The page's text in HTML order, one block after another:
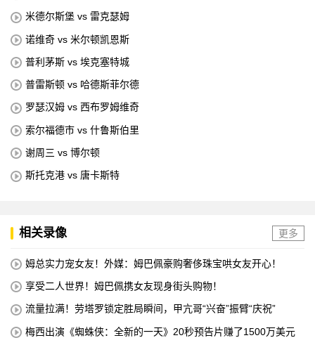
米德尔斯堡 vs 雷克瑟姆
诺维奇 vs 米尔顿凯恩斯
普利茅斯 vs 埃克塞特城
普雷斯顿 vs 哈德斯菲尔德
罗瑟汉姆 vs 西布罗姆维奇
索尔福德市 vs 什鲁斯伯里
谢周三 vs 博尔顿
斯托克港 vs 唐卡斯特
相关录像 更多
姆总实力宠女友！外媒：姆巴佩豪购奢侈珠宝哄女友开心！
享受二人世界！姆巴佩携女友现身街头购物！
流量拉满！劳塔罗锁定胜局瞬间，甲亢哥“兴奋”振臂“庆祝”
梅西出演《蜘蛛侠：全新的一天》20秒预告片赚了1500万美元